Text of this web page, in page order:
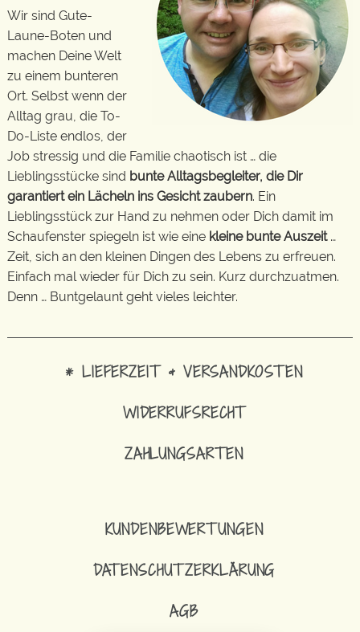
Wir sind Gute-
Laune-Boten und
machen Deine Welt
zu einem bunteren
Ort. Selbst wenn der
Alltag grau, die To-
Do-Liste endlos, der
Job stressig und die Familie chaotisch ist … die
Lieblingsstücke sind bunte Alltagsbegleiter, die Dir
garantiert ein Lächeln ins Gesicht zaubern. Ein
Lieblingsstück zur Hand zu nehmen oder Dich damit im
Schaufenster spiegeln ist wie eine kleine bunte Auszeit…
Zeit, sich an den kleinen Dingen des Lebens zu erfreuen.
Einfach mal wieder für Dich zu sein. Kurz durchzuatmen.
Denn … Buntgelaunt geht vieles leichter.
* LIEFERZEIT & VERSANDKOSTEN
WIDERRUFSRECHT
ZAHLUNGSARTEN
KUNDENBEWERTUNGEN
DATENSCHUTZERKLÄRUNG
AGB